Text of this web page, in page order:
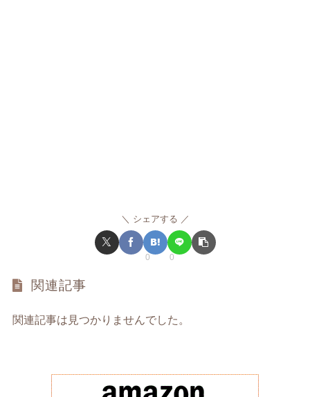
シェアする
0 0
関連記事
関連記事は見つかりませんでした。